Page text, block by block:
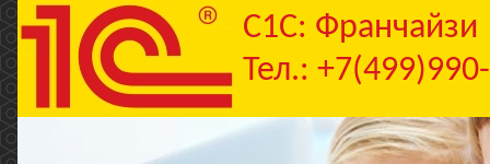
C1С: Франчайзи
Тел.: